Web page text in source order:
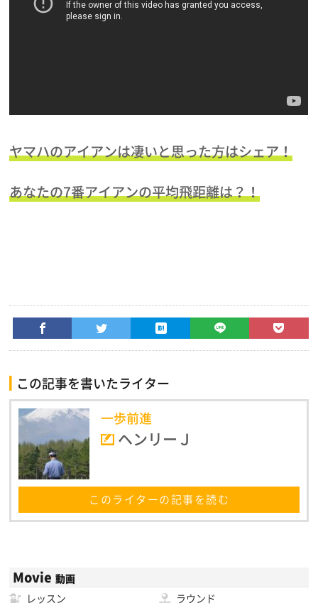
ヤマハのアイアンは凄いと思った方はシェア！
あなたの7番アイアンの平均飛距離は？！
この記事を書いたライター
一歩前進
ヘンリーＪ
このライターの記事を読む
Movie 動画
レッスン
ラウンド